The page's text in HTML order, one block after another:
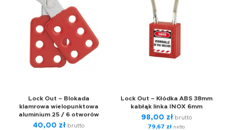
Lock Out – Blokada
klamrowa wielopunktowa
aluminium 25 / 6 otworów
40,00 zł brutto
Lock Out – Kłódka ABS 38mm
kabłąk linka INOX 6mm
98,00 zł brutto
79,67 zł netto